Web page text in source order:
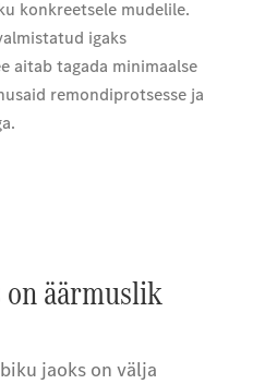
konkreetsele mudelile.
igaks
aitab tagada minimaalse
remondiprotsesse ja
on äärmuslik
jaoks on välja